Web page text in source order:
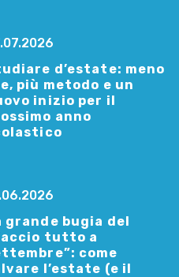
d’estate: meno
più metodo e un
inizio per il
anno
grande bugia del
tutto a
come
l’estate (e il